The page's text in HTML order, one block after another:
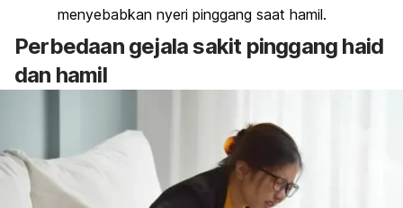
menyebabkan nyeri pinggang saat hamil.
Perbedaan gejala sakit pinggang haid
dan hamil